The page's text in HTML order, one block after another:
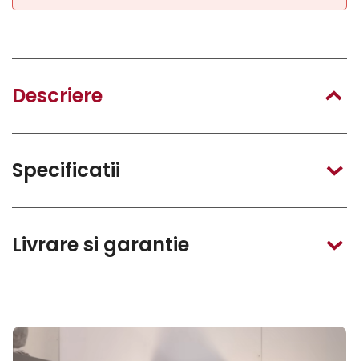
Descriere
Specificatii
Livrare si garantie